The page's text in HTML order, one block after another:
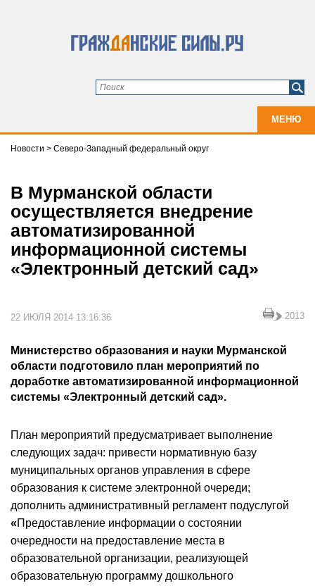
МЕНЮ
Новости > Северо-Западный федеральный округ
В Мурманской области
осуществляется внедрение
автоматизированной
информационной системы
«Электронный детский сад»
22 ИЮЛЯ 2014 13:16:36 2013
Министерство образования и науки Мурманской
области подготовило план мероприятий по
доработке автоматизированной информационной
системы «Электронный детский сад».
План мероприятий предусматривает выполнение
следующих задач: привести нормативную базу
муниципальных органов управления в сфере
образования к системе электронной очереди;
дополнить административный регламент подуслугой
«Предоставление информации о состоянии
очередности на предоставление места в
образовательной организации, реализующей
образовательную программу дошкольного